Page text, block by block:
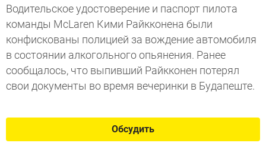
Водительское удостоверение и паспорт пилота
команды McLaren Кими Райкконена были
конфискованы полицией за вождение автомобиля
в состоянии алкогольного опьянения. Ранее
сообщалось, что выпивший Райкконен потерял
свои документы во время вечеринки в Будапеште.
Обсудить